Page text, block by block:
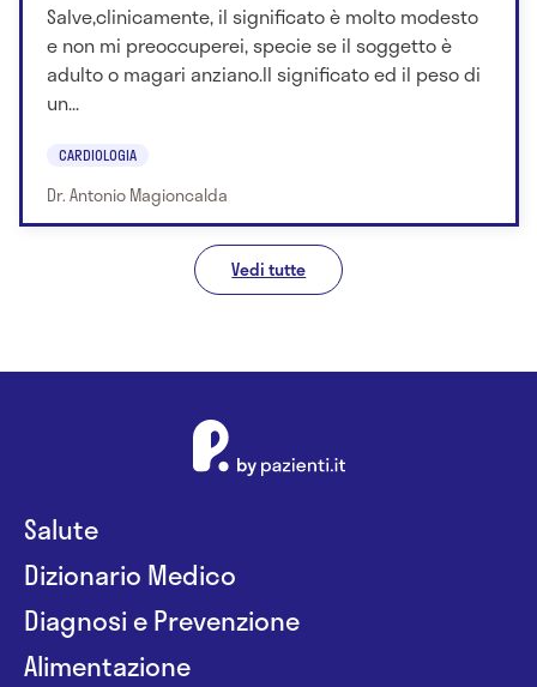
Salve,clinicamente, il significato è molto modesto
e non mi preoccuperei, specie se il soggetto è
adulto o magari anziano.Il significato ed il peso di
un...
CARDIOLOGIA
Dr. Antonio Magioncalda
Vedi tutte
Salute
Dizionario Medico
Diagnosi e Prevenzione
Alimentazione